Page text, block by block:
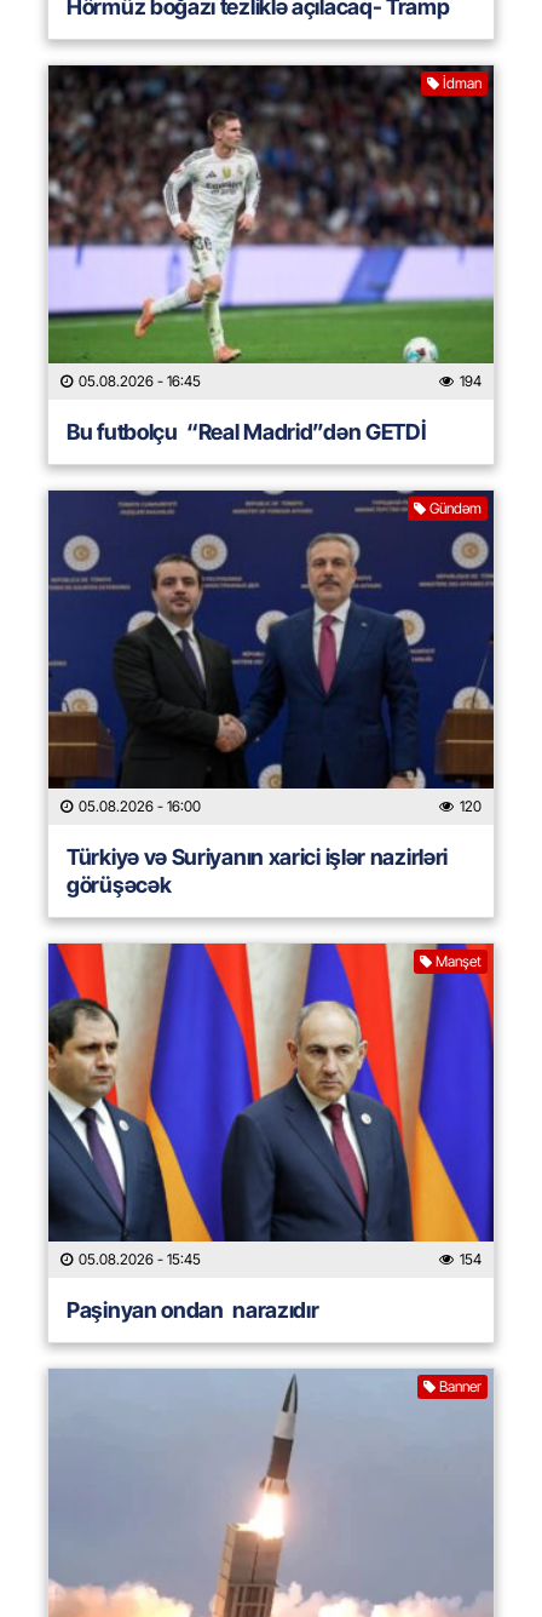
Hörmüz boğazı tezliklə açılacaq- Tramp
İdman
05.08.2026 - 16:45 194
Bu futbolçu “Real Madrid”dən GETDİ
Gündəm
05.08.2026 - 16:00 120
Türkiyə və Suriyanın xarici işlər nazirləri
görüşəcək
Manşet
05.08.2026 - 15:45 154
Paşinyan ondan narazıdır
Banner